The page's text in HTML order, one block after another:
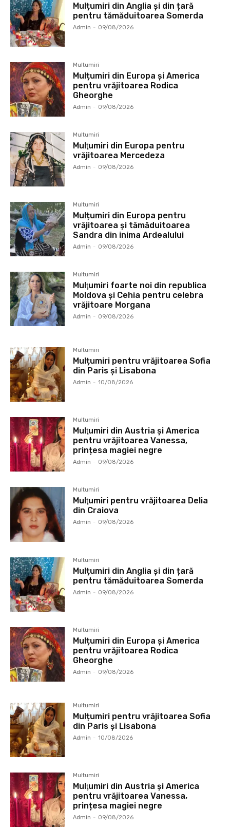
Mulțumiri din Anglia și din țară
pentru tămăduitoarea Somerda
Admin - 09/08/2026
Multumiri
Mulțumiri din Europa și America
pentru vrăjitoarea Rodica
Gheorghe
Admin - 09/08/2026
Multumiri
Mulţumiri din Europa pentru
vrăjitoarea Mercedeza
Admin - 09/08/2026
Multumiri
Mulțumiri din Europa pentru
vrăjitoarea și tămăduitoarea
Sandra din inima Ardealului
Admin - 09/08/2026
Multumiri
Mulţumiri foarte noi din republica
Moldova și Cehia pentru celebra
vrăjitoare Morgana
Admin - 09/08/2026
Multumiri
Mulțumiri pentru vrăjitoarea Sofia
din Paris și Lisabona
Admin - 10/08/2026
Multumiri
Mulţumiri din Austria și America
pentru vrăjitoarea Vanessa,
prințesa magiei negre
Admin - 09/08/2026
Multumiri
Mulţumiri pentru vrăjitoarea Delia
din Craiova
Admin - 09/08/2026
Multumiri
Mulțumiri din Anglia și din țară
pentru tămăduitoarea Somerda
Admin - 09/08/2026
Multumiri
Mulțumiri din Europa și America
pentru vrăjitoarea Rodica
Gheorghe
Admin - 09/08/2026
Multumiri
Mulțumiri pentru vrăjitoarea Sofia
din Paris și Lisabona
Admin - 10/08/2026
Multumiri
Mulţumiri din Austria și America
pentru vrăjitoarea Vanessa,
prințesa magiei negre
Admin - 09/08/2026